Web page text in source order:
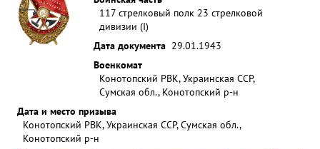
117 стрелковый полк 23 стрелковой
дивизии (I)
Дата документа 29.01.1943
Военкомат
Конотопский РВК, Украинская ССР,
Сумская обл., Конотопский р-н
Дата и место призыва
Конотопский РВК, Украинская ССР, Сумская обл.,
Конотопский р-н